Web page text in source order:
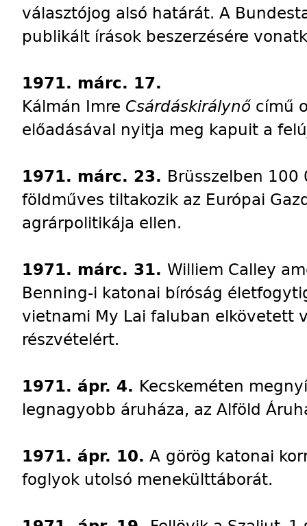
választójog alsó határát. A
publikált írások beszerzésére
1971. márc. 17.
Kálmán Imre Csárdáskirálynő című
előadásával nyitja meg kapuit a
1971. márc. 23. Brüsszelben 100
földműves tiltakozik az Európai
agrárpolitikája ellen.
1971. márc. 31. Williem Calley
Benning-i katonai bíróság
vietnami My Lai faluban elkövetett
részvételért.
1971. ápr. 4. Kecskeméten
legnagyobb áruháza, az Alföld
1971. ápr. 10. A görög katonai
foglyok utolsó menekülttáborát.